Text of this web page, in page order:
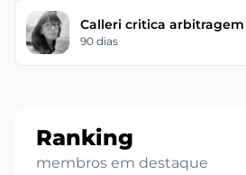
Calleri critica arbitragem
90 dias
Ranking
membros em destaque